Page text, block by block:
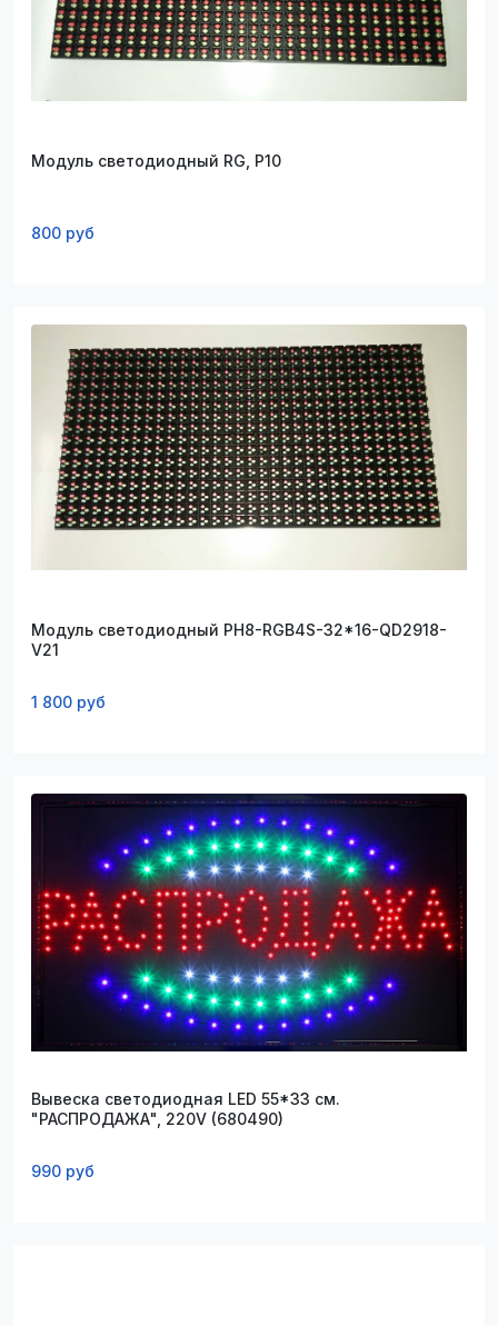
Модуль светодиодный RG, P10
800 руб
Модуль светодиодный PH8-RGB4S-32*16-QD2918-
V21
1 800 руб
Вывеска светодиодная LED 55*33 см.
"РАСПРОДАЖА", 220V (680490)
990 руб